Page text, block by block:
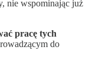
nie wspominając już
pracę tych
do